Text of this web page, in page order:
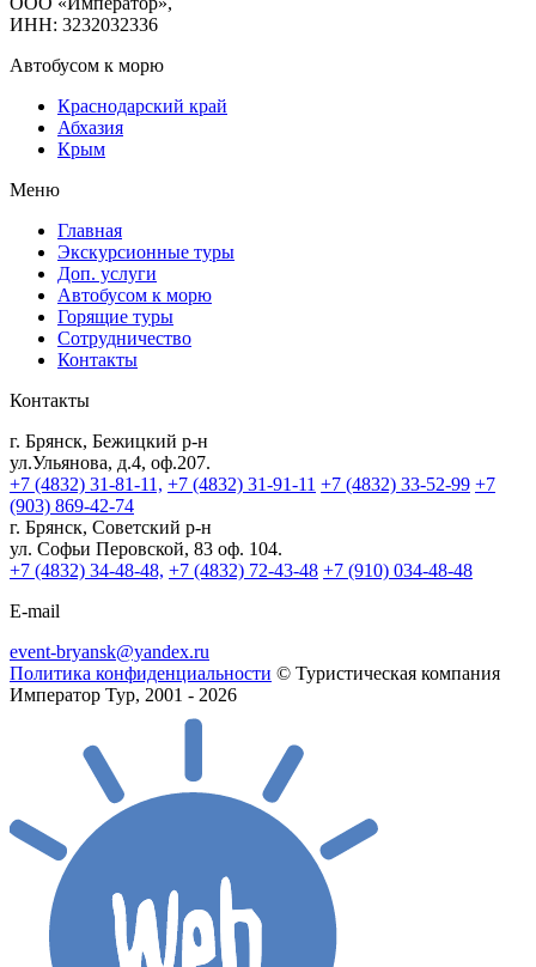
ИНН: 3232032336
Автобусом к морю
Краснодарский край
Абхазия
Крым
Меню
Главная
Экскурсионные туры
Доп. услуги
Автобусом к морю
Горящие туры
Сотрудничество
Контакты
Контакты
г. Брянск, Бежицкий р-н
ул.Ульянова, д.4, оф.207.
+7 (4832) 31-81-11, +7 (4832) 31-91-11 +7 (4832) 33-52-99 +7
(903) 869-42-74
г. Брянск, Советский р-н
ул. Софьи Перовской, 83 оф. 104.
+7 (4832) 34-48-48, +7 (4832) 72-43-48 +7 (910) 034-48-48
E-mail
event-bryansk@yandex.ru
Политика конфиденциальности © Туристическая компания
Император Тур, 2001 - 2026